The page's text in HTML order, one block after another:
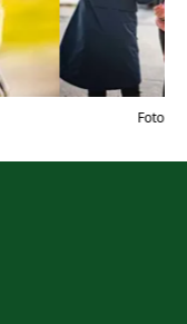
Foto: